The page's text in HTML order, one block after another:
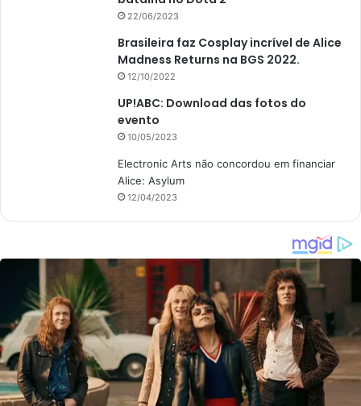
22/06/2023
Brasileira faz Cosplay incrível de Alice
Madness Returns na BGS 2022.
12/10/2022
UP!ABC: Download das fotos do
evento
10/05/2023
Electronic Arts não concordou em financiar
Alice: Asylum
12/04/2023